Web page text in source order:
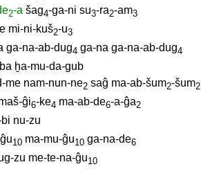
2-a šag4-ga-ni su3-ra2-am3
mi-ni-kuš2-u3
ga-na-ab-dug4 ga-na ga-na-ab-dug4
ḫa-mu-da-gub
me nam-nun-ne2 saĝ ma-ab-šum2-šum2
ĝi6-ke4 ma-ab-de6-a-ĝa2
nu-zu
10 ma-mu-ĝu10 ga-na-de6
zu me-te-na-ĝu10